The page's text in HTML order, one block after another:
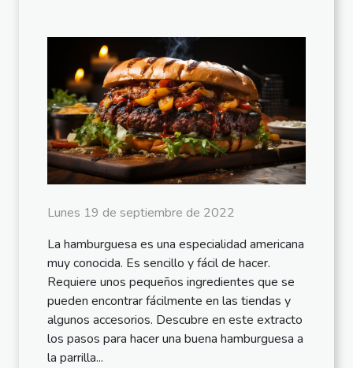
Lunes 19 de septiembre de 2022
La hamburguesa es una especialidad americana
muy conocida. Es sencillo y fácil de hacer.
Requiere unos pequeños ingredientes que se
pueden encontrar fácilmente en las tiendas y
algunos accesorios. Descubre en este extracto
los pasos para hacer una buena hamburguesa a
la parrilla...